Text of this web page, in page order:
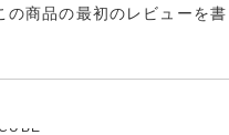
の商品の最初のレビューを